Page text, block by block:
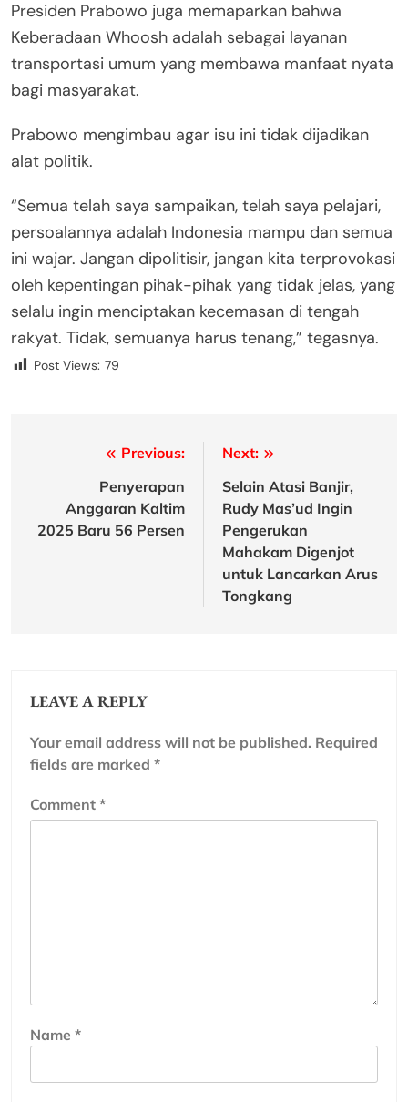
Presiden Prabowo juga memaparkan bahwa
Keberadaan Whoosh adalah sebagai layanan
transportasi umum yang membawa manfaat nyata
bagi masyarakat.
Prabowo mengimbau agar isu ini tidak dijadikan
alat politik.
“Semua telah saya sampaikan, telah saya pelajari,
persoalannya adalah Indonesia mampu dan semua
ini wajar. Jangan dipolitisir, jangan kita terprovokasi
oleh kepentingan pihak-pihak yang tidak jelas, yang
selalu ingin menciptakan kecemasan di tengah
rakyat. Tidak, semuanya harus tenang,” tegasnya.
Post Views: 79
navigation
Previous:
Penyerapan
Anggaran Kaltim
2025 Baru 56 Persen
Next:
Selain Atasi Banjir,
Rudy Mas’ud Ingin
Pengerukan
Mahakam Digenjot
untuk Lancarkan Arus
Tongkang
LEAVE A REPLY
Your email address will not be published. Required
fields are marked *
Comment *
Name *